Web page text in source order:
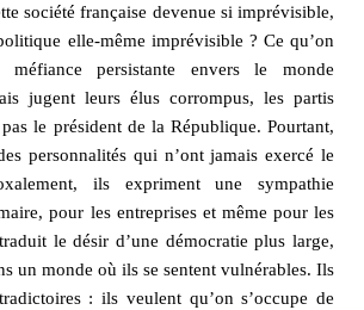
société française devenue si imprévisible,
elle-même imprévisible ? Ce qu’on
méfiance persistante envers le monde
jugent leurs élus corrompus, les partis
le président de la République. Pourtant,
personnalités qui n’ont jamais exercé le
ils expriment une sympathie
pour les entreprises et même pour les
le désir d’une démocratie plus large,
un monde où ils se sentent vulnérables. Ils
: ils veulent qu’on s’occupe de